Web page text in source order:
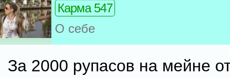
Карма 547
О себе
За 2000 рупасов на мейне